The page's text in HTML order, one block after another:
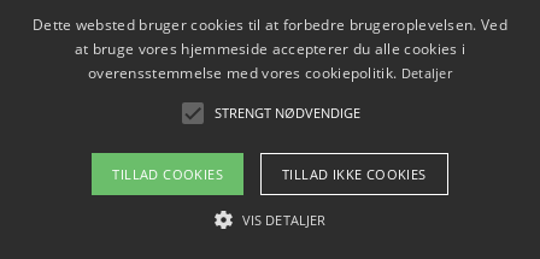
Copyright 2026 - Pilanto Aps
Om / kontakt
Dette websted bruger cookies til at forbedre brugeroplevelsen. Ved
at bruge vores hjemmeside accepterer du alle cookies i
overensstemmelse med vores cookiepolitik. Detaljer
STRENGT NØDVENDIGE
TILLAD COOKIES TILLAD IKKE COOKIES
VIS DETALJER